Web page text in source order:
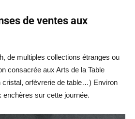
de ventes aux
de multiples collections étranges ou
consacrée aux Arts de la Table
cristal, orfèvrerie de table…) Environ
sur cette journée.